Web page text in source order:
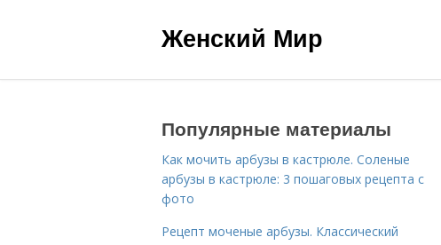
Женский Мир
Популярные материалы
Как мочить арбузы в кастрюле. Соленые
арбузы в кастрюле: 3 пошаговых рецепта с
фото
Рецепт моченые арбузы. Классический